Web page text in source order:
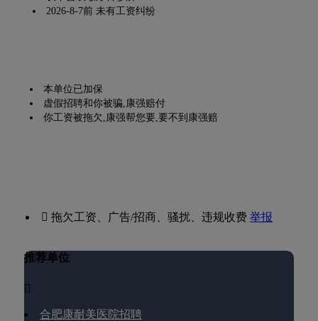
2026-8-7前 未有工资纠纷
本单位已加保
虚假招聘和你被骗,康强赔付
你工资被拖欠,康强帮您要,要不到康强赔
 拖欠工资、广告/招商、骚扰、违规收费举报
推荐单位

合肥康耐美医院招聘